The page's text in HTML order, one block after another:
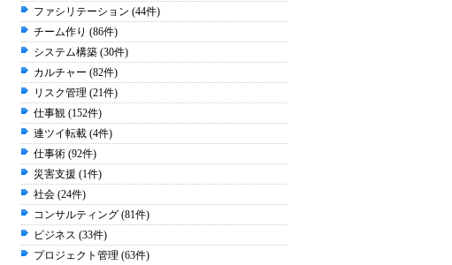
ファシリテーション (44件)
チーム作り (86件)
システム構築 (30件)
カルチャー (82件)
リスク管理 (21件)
仕事観 (152件)
連ツイ転載 (4件)
仕事術 (92件)
災害支援 (1件)
社会 (24件)
コンサルティング (81件)
ビジネス (33件)
プロジェクト管理 (63件)